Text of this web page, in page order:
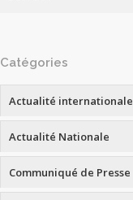
Catégories
Actualité internationale
Actualité Nationale
Communiqué de Presse